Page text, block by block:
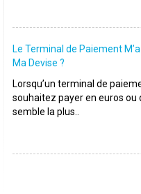
Le Terminal de Paiement
Ma Devise ?
Lorsqu’un terminal de
souhaitez payer en euros ou
semble la plus..